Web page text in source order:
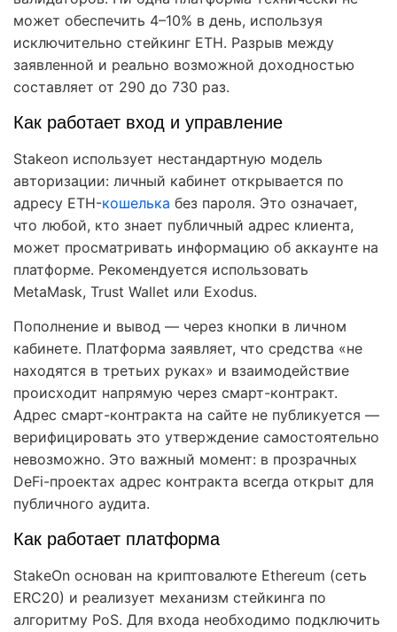
может обеспечить 4–10% в день, используя
исключительно стейкинг ETH. Разрыв между
заявленной и реально возможной доходностью
составляет от 290 до 730 раз.
Как работает вход и управление
Stakeon использует нестандартную модель
авторизации: личный кабинет открывается по
адресу ETH-кошелька без пароля. Это означает,
что любой, кто знает публичный адрес клиента,
может просматривать информацию об аккаунте на
платформе. Рекомендуется использовать
MetaMask, Trust Wallet или Exodus.
Пополнение и вывод — через кнопки в личном
кабинете. Платформа заявляет, что средства «не
находятся в третьих руках» и взаимодействие
происходит напрямую через смарт-контракт.
Адрес смарт-контракта на сайте не публикуется —
верифицировать это утверждение самостоятельно
невозможно. Это важный момент: в прозрачных
DeFi-проектах адрес контракта всегда открыт для
публичного аудита.
Как работает платформа
StakeOn основан на криптовалюте Ethereum (сеть
ERC20) и реализует механизм стейкинга по
алгоритму PoS. Для входа необходимо подключить